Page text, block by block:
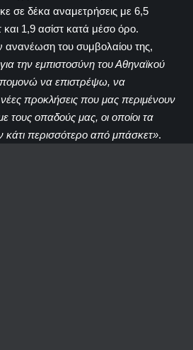
σε δέκα αναμετρήσεις με 6,5
1,9 ασίστ κατά μέσο όρο.
ανανέωση του συμβολαίου της,
την εμπιστοσύνη του Αθηναϊκού
να επιστρέψω, να
προκλήσεις που μας περιμένουν
τους οπαδούς μας, οι οποίοι τα
κάτι περισσότερο από μπάσκετ».